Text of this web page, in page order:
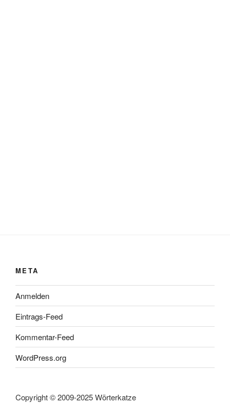
META
Anmelden
Eintrags-Feed
Kommentar-Feed
WordPress.org
Copyright © 2009-2025 Wörterkatze